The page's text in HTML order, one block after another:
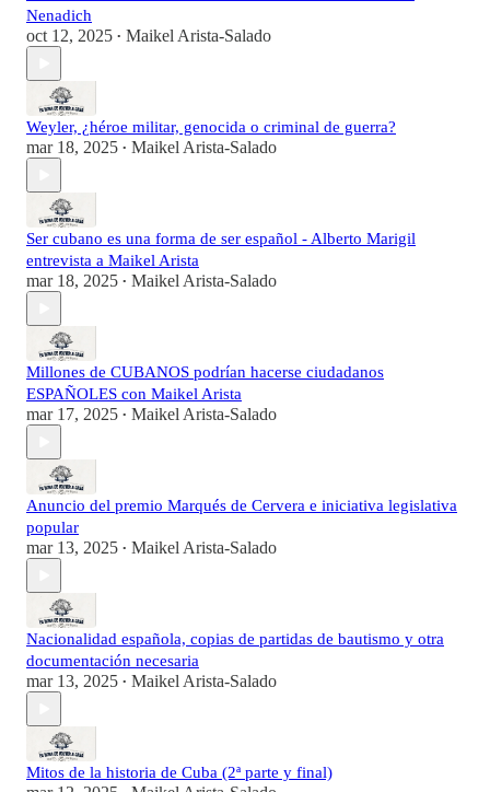
Nenadich
oct 12, 2025 • Maikel Arista-Salado
Weyler, ¿héroe militar, genocida o criminal de guerra?
mar 18, 2025 • Maikel Arista-Salado
Ser cubano es una forma de ser español - Alberto Marigil
entrevista a Maikel Arista
mar 18, 2025 • Maikel Arista-Salado
Millones de CUBANOS podrían hacerse ciudadanos
ESPAÑOLES con Maikel Arista
mar 17, 2025 • Maikel Arista-Salado
Anuncio del premio Marqués de Cervera e iniciativa legislativa
popular
mar 13, 2025 • Maikel Arista-Salado
Nacionalidad española, copias de partidas de bautismo y otra
documentación necesaria
mar 13, 2025 • Maikel Arista-Salado
Mitos de la historia de Cuba (2ª parte y final)